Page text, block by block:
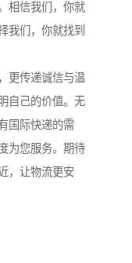
相信我们，你就
我们，你就找到
更传递诚信与温
自己的价值。无
国际快递的需
为您服务。期待
，让物流更安